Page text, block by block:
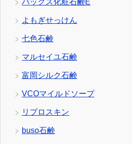
パックス化粧石鹸E
よもぎせっけん
七色石鹸
マルセイユ石鹸
富岡シルク石鹸
VCOマイルドソープ
リプロスキン
buso石鹸